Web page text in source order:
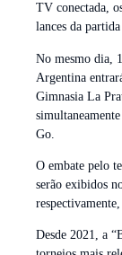
TV conectada,
lances da
No mesmo dia,
Argentina
Gimnasia La
Go.
O embate pelo
serão exibidos
Desde 2021, a